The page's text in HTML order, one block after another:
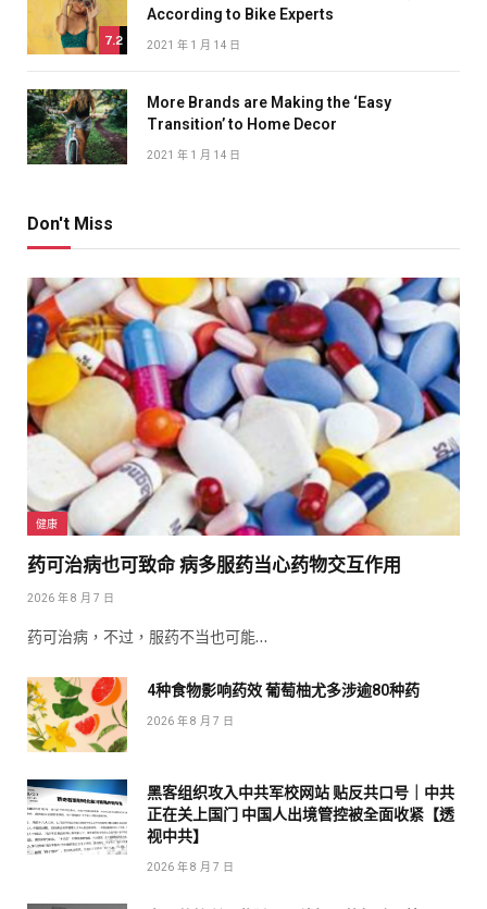
7.2
According to Bike Experts
2021 年 1 月 14 日
More Brands are Making the ‘Easy
Transition’ to Home Decor
2021 年 1 月 14 日
Don't Miss
健康
药可治病也可致命 病多服药当心药物交互作用
2026 年 8 月 7 日
药可治病，不过，服药不当也可能…
4种食物影响药效 葡萄柚尤多涉逾80种药
2026 年 8 月 7 日
黑客组织攻入中共军校网站 贴反共口号｜中共
正在关上国门 中国人出境管控被全面收紧【透
视中共】
2026 年 8 月 7 日